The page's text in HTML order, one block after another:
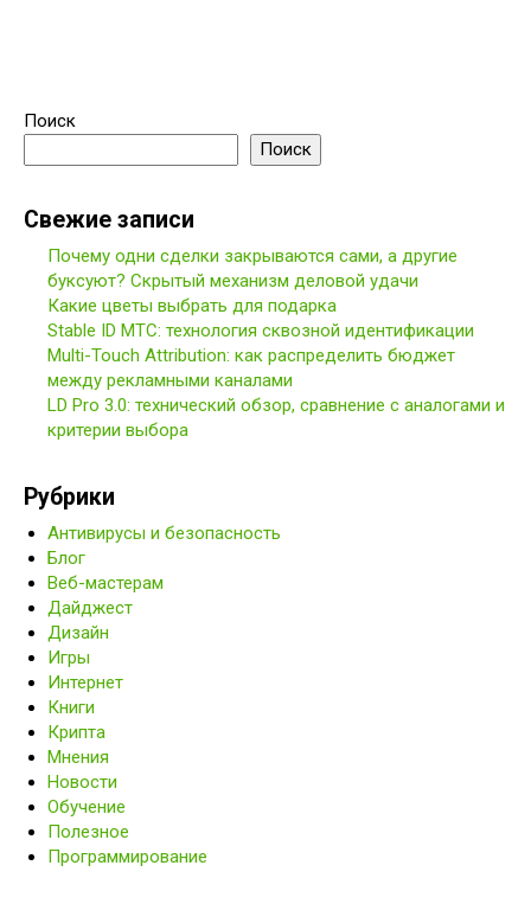
Поиск
Поиск
Свежие записи
Почему одни сделки закрываются сами, а другие
буксуют? Скрытый механизм деловой удачи
Какие цветы выбрать для подарка
Stable ID МТС: технология сквозной идентификации
Multi-Touch Attribution: как распределить бюджет
между рекламными каналами
LD Pro 3.0: технический обзор, сравнение с аналогами и
критерии выбора
Рубрики
Антивирусы и безопасность
Блог
Веб-мастерам
Дайджест
Дизайн
Игры
Интернет
Книги
Крипта
Мнения
Новости
Обучение
Полезное
Программирование